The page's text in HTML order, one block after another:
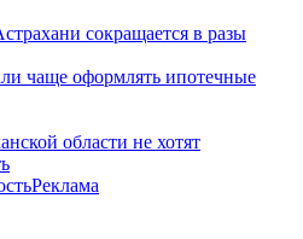
сокращается в разы
чаще оформлять ипотечные
области не хотят
Реклама